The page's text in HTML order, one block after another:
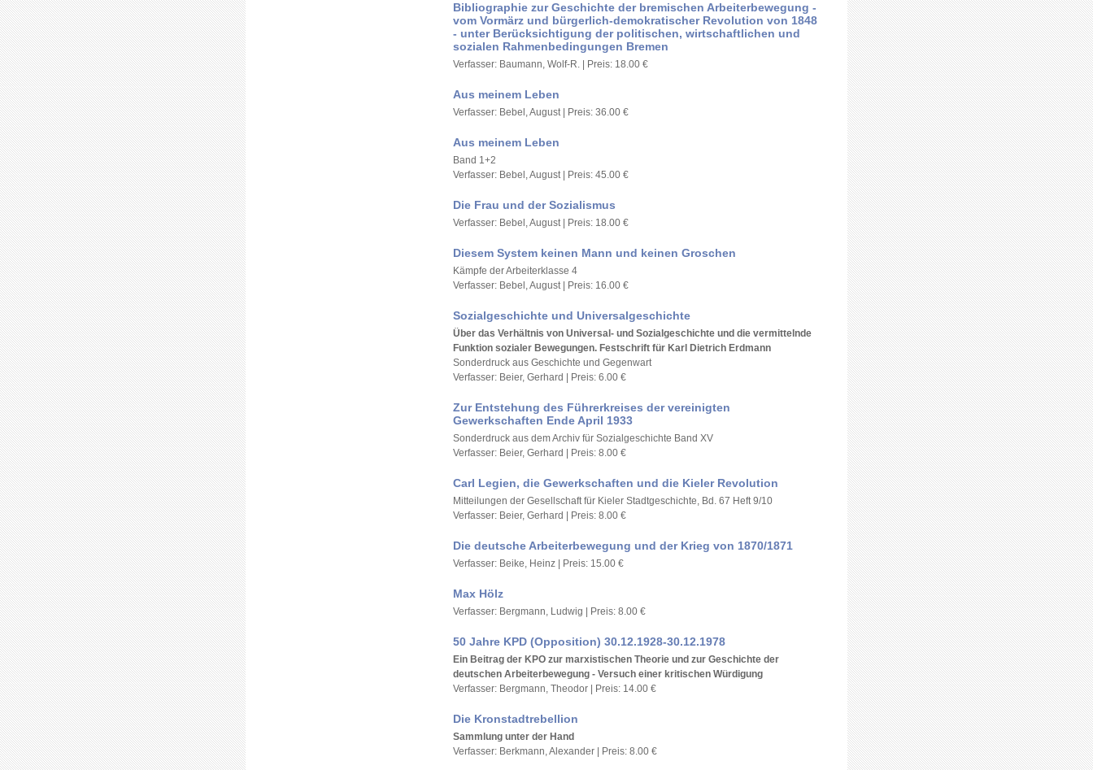
Bibliographie zur Geschichte der bremischen Arbeiterbewegung -
vom Vormärz und bürgerlich-demokratischer Revolution von 1848
- unter Berücksichtigung der politischen, wirtschaftlichen und
sozialen Rahmenbedingungen Bremen
Verfasser: Baumann, Wolf-R. | Preis: 18.00 €
Aus meinem Leben
Verfasser: Bebel, August | Preis: 36.00 €
Aus meinem Leben
Band 1+2
Verfasser: Bebel, August | Preis: 45.00 €
Die Frau und der Sozialismus
Verfasser: Bebel, August | Preis: 18.00 €
Diesem System keinen Mann und keinen Groschen
Kämpfe der Arbeiterklasse 4
Verfasser: Bebel, August | Preis: 16.00 €
Sozialgeschichte und Universalgeschichte
Über das Verhältnis von Universal- und Sozialgeschichte und die vermittelnde
Funktion sozialer Bewegungen. Festschrift für Karl Dietrich Erdmann
Sonderdruck aus Geschichte und Gegenwart
Verfasser: Beier, Gerhard | Preis: 6.00 €
Zur Entstehung des Führerkreises der vereinigten
Gewerkschaften Ende April 1933
Sonderdruck aus dem Archiv für Sozialgeschichte Band XV
Verfasser: Beier, Gerhard | Preis: 8.00 €
Carl Legien, die Gewerkschaften und die Kieler Revolution
Mitteilungen der Gesellschaft für Kieler Stadtgeschichte, Bd. 67 Heft 9/10
Verfasser: Beier, Gerhard | Preis: 8.00 €
Die deutsche Arbeiterbewegung und der Krieg von 1870/1871
Verfasser: Beike, Heinz | Preis: 15.00 €
Max Hölz
Verfasser: Bergmann, Ludwig | Preis: 8.00 €
50 Jahre KPD (Opposition) 30.12.1928-30.12.1978
Ein Beitrag der KPO zur marxistischen Theorie und zur Geschichte der
deutschen Arbeiterbewegung - Versuch einer kritischen Würdigung
Verfasser: Bergmann, Theodor | Preis: 14.00 €
Die Kronstadtrebellion
Sammlung unter der Hand
Verfasser: Berkmann, Alexander | Preis: 8.00 €